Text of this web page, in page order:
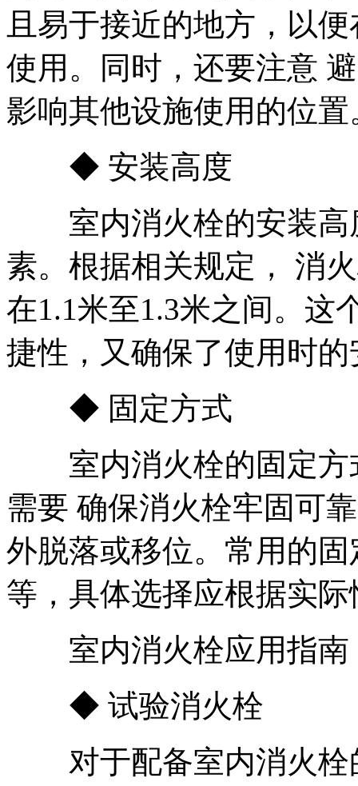
且易于接近的地方，以
使用。同时，还要注意
影响其他设施使用的位置
◆ 安装高度
室内消火栓的安装高
素。根据相关规定， 消
在1.1米至1.3米之间。这
捷性，又确保了使用时
◆ 固定方式
室内消火栓的固定方
需要 确保消火栓牢固可
外脱落或移位。常用的
等，具体选择应根据实
室内消火栓应用指南
◆ 试验消火栓
对于配备室内消火栓